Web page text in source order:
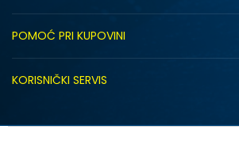
Zapošljavanje
Sindikalna prodaja
POMOĆ PRI KUPOVINI
Kako kupiti
KORISNIČKI SERVIS